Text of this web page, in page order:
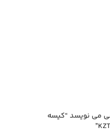
می نویسد “کیسه